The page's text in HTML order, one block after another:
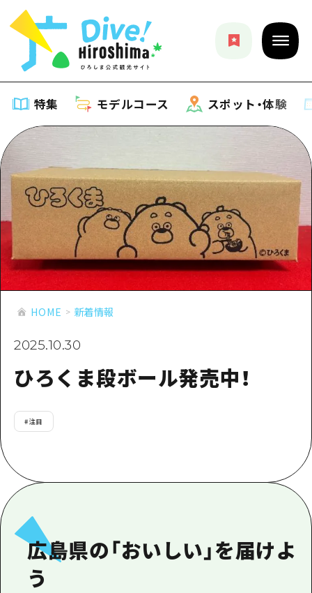
特集 モデルコース スポット・体験
特集一覧
おすすめ
アート
イベント・祭り
グルメ・酒
スポーツ
癒し
モデルコース
モデルコース一覧
Dive! Hiroshima 公式ガイド
広島もしもトラベル
あたらしい非日常
安芸
宮島周辺
弾丸
スポット・体験
スポット・体験一覧
広島市周辺
備北
イベント
旬情報
施設の混雑状況のお知らせ
広島おもてなしパス
お問い合わせ
事業者・学校関係者の皆さま
HOME 新着情報
2025.10.30
ひろくま段ボール発売中！
#注目
広島県の「おいしい」を届けよ
う